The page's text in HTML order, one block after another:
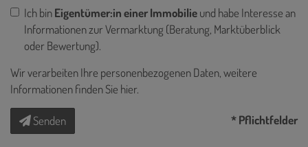
Ich binEigentümer:in einer Immobilieund habe Interesse an
Informationen zur Vermarktung (Beratung, Marktüberblick
oder Bewertung).
Wir verarbeiten Ihre personenbezogenen Daten, weitere
Informationen finden Sie hier.
Senden * Pflichtfelder